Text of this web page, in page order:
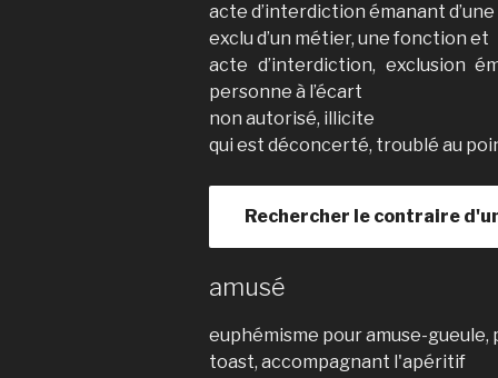
acte d’interdiction émanant
exclu d’un métier, une fonction et
acte d’interdiction, exclusion
personne à l’écart
non autorisé, illicite
qui est déconcerté, troublé au
Rechercher le contraire
amusé
euphémisme pour amuse-
toast, accompagnant l'apéritif